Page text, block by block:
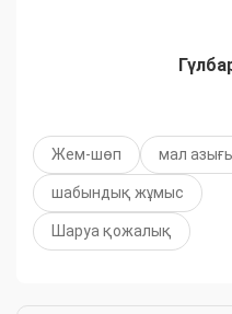
Жем-шөп мал
шабындық жұмыс
Шаруа қожалық